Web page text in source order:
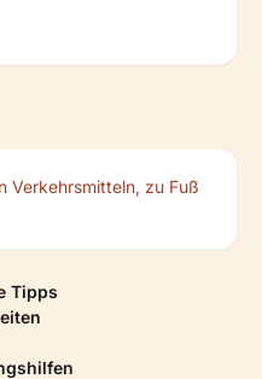
Verkehrsmitteln, zu Fuß
Tipps